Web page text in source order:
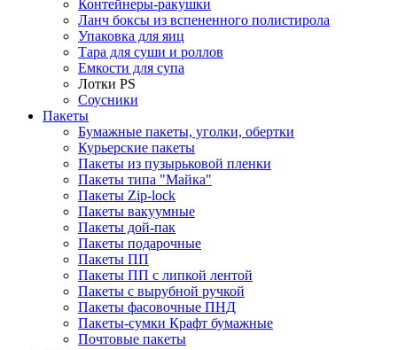
Контейнеры-ракушки
Ланч боксы из вспененного полистирола
Упаковка для яиц
Тара для суши и роллов
Емкости для супа
Лотки PS
Соусники
Пакеты
Бумажные пакеты, уголки, обертки
Курьерские пакеты
Пакеты из пузырьковой пленки
Пакеты типа "Майка"
Пакеты Zip-lock
Пакеты вакуумные
Пакеты дой-пак
Пакеты подарочные
Пакеты ПП
Пакеты ПП с липкой лентой
Пакеты с вырубной ручкой
Пакеты фасовочные ПНД
Пакеты-сумки Крафт бумажные
Почтовые пакеты